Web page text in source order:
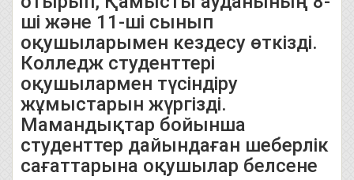
ші және 11-ші сынып
оқушыларымен кездесу өткізді.
Колледж студенттері
оқушылармен түсіндіру
жұмыстарын жүргізді.
Мамандықтар бойынша
студенттер дайындаған шеберлік
сағаттарына оқушылар белсене